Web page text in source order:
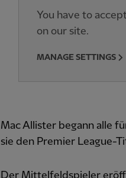
You have to
on our site.
MANAGE SETTINGS
Mac Allister begann alle
sie den Premier League-
Der Mittelfeldspieler